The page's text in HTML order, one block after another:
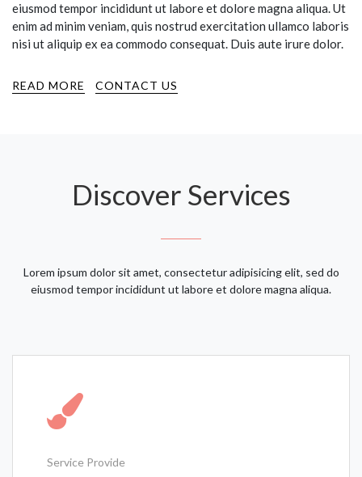
eiusmod tempor incididunt ut labore et dolore magna aliqua. Ut
enim ad minim veniam, quis nostrud exercitation ullamco laboris
nisi ut aliquip ex ea commodo consequat. Duis aute irure dolor.
READ MORE CONTACT US
Discover Services
Lorem ipsum dolor sit amet, consectetur adipisicing elit, sed do
eiusmod tempor incididunt ut labore et dolore magna aliqua.
Service Provide